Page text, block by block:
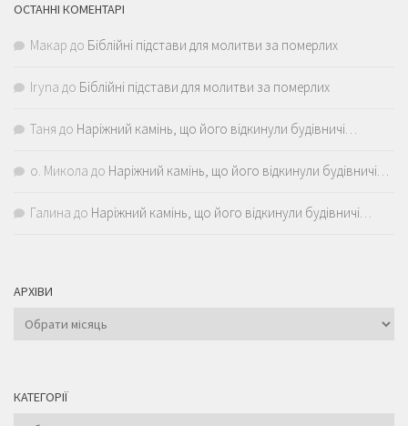
ОСТАННІ КОМЕНТАРІ
Макар до Біблійні підстави для молитви за померлих
Iryna до Біблійні підстави для молитви за померлих
Таня до Наріжний камінь, що його відкинули будівничі…
о. Микола до Наріжний камінь, що його відкинули будівничі…
Галина до Наріжний камінь, що його відкинули будівничі…
АРХІВИ
Архіви
КАТЕГОРІЇ